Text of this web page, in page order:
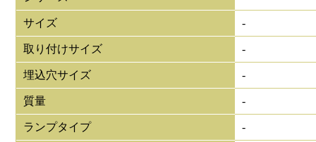
サイズ -
取り付けサイズ -
埋込穴サイズ -
質量 -
ランプタイプ -